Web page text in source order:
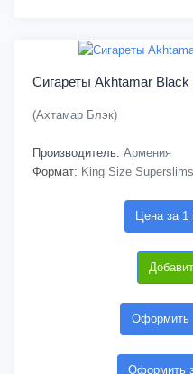
Сигареты Akhtamar
(Ахтамар Блэк)
Производитель: Армения
Формат: King Size
Цена за 1
Оформить
Оформить